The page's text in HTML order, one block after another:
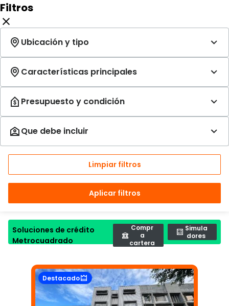
Filtros
Limpiar filtros
Aplicar filtros
Soluciones de crédito
Metrocuadrado
Compr
a
cartera
Simula
dores
Destacado